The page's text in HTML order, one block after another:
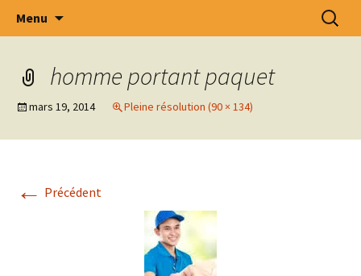
Intercommunale d' Oeuvres Médico –
Sociales des Arrondissements de Tournai –
Ath – Mouscron et Cantons Limitrophes
.S.C.R.L.
Menu
homme portant paquet
mars 19, 2014 Pleine résolution (90 × 134)
← Précédent